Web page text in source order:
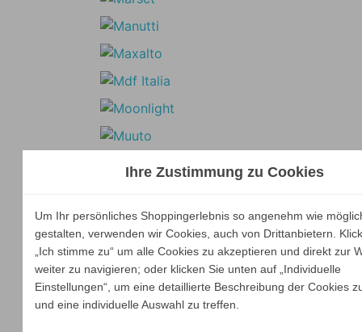
Ihre Zustimmung zu Cookies
Um Ihr persönliches Shoppingerlebnis so angenehm wie
gestalten, verwenden wir Cookies, auch von Drittanbietern.
„Ich stimme zu“ um alle Cookies zu akzeptieren und direkt zur
weiter zu navigieren; oder klicken Sie unten auf „Individuelle
Einstellungen“, um eine detaillierte Beschreibung der Cookies
und eine individuelle Auswahl zu treffen.